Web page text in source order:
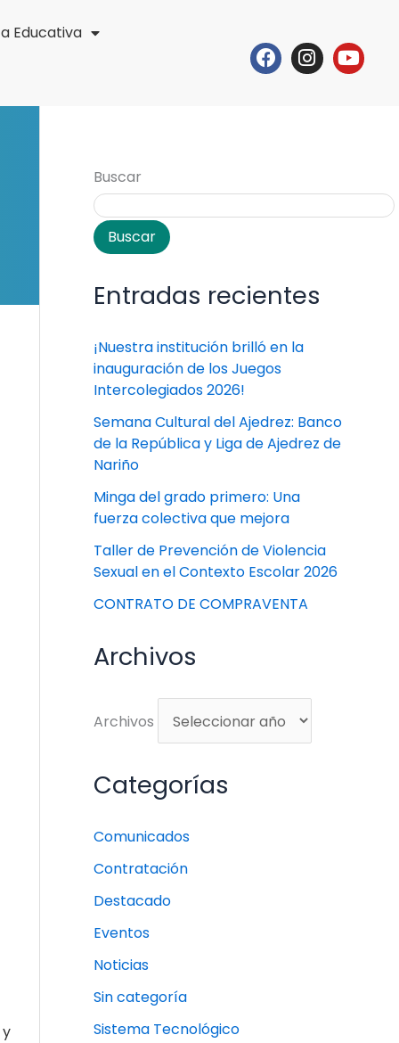
Educativa
Facebook
Buscar
Buscar
Entradas recientes
¡Nuestra institución brilló en la
inauguración de los Juegos
Intercolegiados 2026!
Semana Cultural del Ajedrez: Banco
de la República y Liga de Ajedrez de
Nariño
Minga del grado primero: Una
fuerza colectiva que mejora
Taller de Prevención de Violencia
Sexual en el Contexto Escolar 2026
CONTRATO DE COMPRAVENTA
Archivos
Archivos
Categorías
Comunicados
Contratación
Destacado
Eventos
Noticias
Sin categoría
Sistema Tecnológico